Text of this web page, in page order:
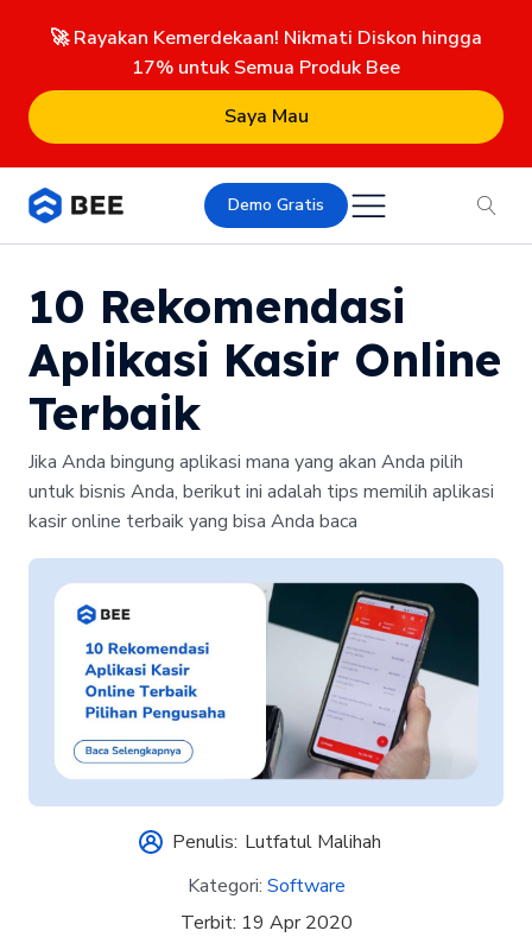
🚀 Rayakan Kemerdekaan! Nikmati Diskon hingga
17% untuk Semua Produk Bee
Saya Mau
Demo Gratis
10 Rekomendasi
Aplikasi Kasir Online
Terbaik
Jika Anda bingung aplikasi mana yang akan Anda pilih
untuk bisnis Anda, berikut ini adalah tips memilih aplikasi
kasir online terbaik yang bisa Anda baca
Penulis: Lutfatul Malihah
Kategori: Software
Terbit: 19 Apr 2020